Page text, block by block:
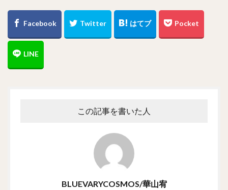
この記事を書いた人
BLUEVARYCOSMOS/華山宥